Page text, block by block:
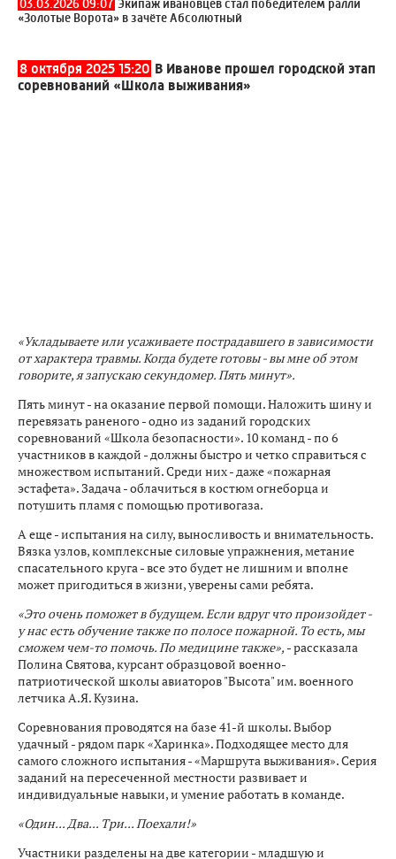
03.03.2026 09:07 Экипаж ивановцев стал победителем ралли
«Золотые Ворота» в зачёте Абсолютный
8 октября 2025 15:20 В Иванове прошел городской этап
соревнований «Школа выживания»
«Укладываете или усаживаете пострадавшего в зависимости
от характера травмы. Когда будете готовы - вы мне об этом
говорите, я запускаю секундомер. Пять минут».
Пять минут - на оказание первой помощи. Наложить шину и
перевязать раненого - одно из заданий городских
соревнований «Школа безопасности». 10 команд - по 6
участников в каждой - должны быстро и четко справиться с
множеством испытаний. Среди них - даже «пожарная
эстафета». Задача - облачиться в костюм огнеборца и
потушить пламя с помощью противогаза.
А еще - испытания на силу, выносливость и внимательность.
Вязка узлов, комплексные силовые упражнения, метание
спасательного круга - все это будет не лишним и вполне
может пригодиться в жизни, уверены сами ребята.
«Это очень поможет в будущем. Если вдруг что произойдет -
у нас есть обучение также по полосе пожарной. То есть, мы
сможем чем-то помочь. По медицине также», - рассказала
Полина Святова, курсант образцовой военно-
патриотической школы авиаторов "Высота" им. военного
летчика А.Я. Кузина.
Соревнования проводятся на базе 41-й школы. Выбор
удачный - рядом парк «Харинка». Подходящее место для
самого сложного испытания - «Маршрута выживания». Серия
заданий на пересеченной местности развивает и
индивидуальные навыки, и умение работать в команде.
«Один... Два... Три... Поехали!»
Участники разделены на две категории - младшую и